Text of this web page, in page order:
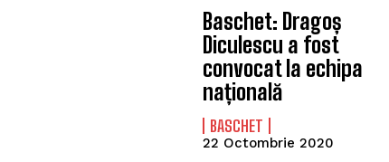
Baschet: Dragoș
Diculescu a fost
convocat la echipa
națională
BASCHET
22 Octombrie 2020